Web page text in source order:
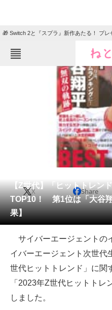
🎁 Switch 2と『スプラ』新作あたる！ プ
ねとらぼメニュー
会員記事
メディア
注目記事を集めた総合ページ
ITの今と未来を見通す
スマホと通信の最新トレンド
【Z世代】「ヒットトレン
TOP10！ 第1位は「大谷
果】
X Share
サイバーエージェントの
イバーエージェント次世代
世代ヒットトレンド」に関
「2023年Z世代ヒットトレ
しました。